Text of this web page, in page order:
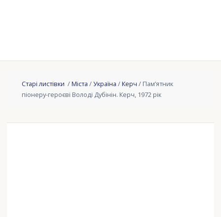
Старі листівки /Міста /Україна /Керч / Пам’ятник
піонеру-героєві Володі Дубінін. Керч, 1972 рік